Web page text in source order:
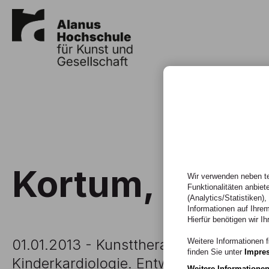
Kortum, R.
01.01.2013 - Kunsttherapie in der
Kinderkardiologie. Entwicklung,
Wir verwenden neben
Funktionalitäten
(Analytics/Statistiken),
Informationen auf
Hierfür benötigen wir
Weitere Informationen
finden Sie unter